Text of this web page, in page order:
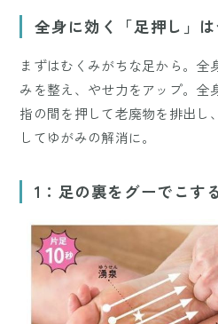
全身に効く「足押し」は
まずはむくみがちな足から。全
みを整え、やせ力をアップ。全
指の間を押して老廃物を排出し
してゆがみの解消に。
1：足の裏をグーでこす